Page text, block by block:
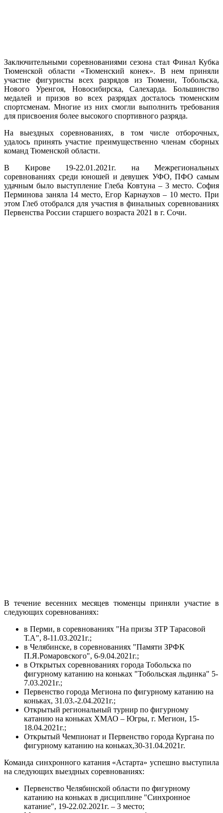
Заключительными соревнованиями сезона стал Финал Кубка
Тюменской области «Тюменский конек». В нем приняли
участие фигуристы всех разрядов из Тюмени, Тобольска,
Нового Уренгоя, Новосибирска, Салехарда. Большинство
медалей и призов во всех разрядах досталось тюменским
спортсменам. Многие из них смогли выполнить требования
для присвоения более высокого спортивного разряда.
На выездных соревнованиях, в том числе отборочных,
удалось принять участие преимущественно членам сборных
команд Тюменской области.
В Кирове 19-22.01.2021г. на Межрегиональных
соревнованиях среди юношей и девушек УФО, ПФО самым
удачным было выступление Глеба Ковтуна – 3 место. София
Перминова заняла 14 место, Егор Карнаухов – 10 место. При
этом Глеб отобрался для участия в финальных соревнованиях
Первенства России старшего возраста 2021 в г. Сочи.
В течение весенних месяцев тюменцы приняли участие в
следующих соревнованиях:
в Перми, в соревнованиях "На призы ЗТР Тарасовой
Т.А", 8-11.03.2021г.;
в Челябинске, в соревнованиях "Памяти ЗРФК
П.Я.Ромаровского", 6-9.04.2021г.;
в Открытых соревнованиях города Тобольска по
фигурному катанию на коньках "Тобольская льдинка" 5-
7.03.2021г.;
Первенство города Мегиона по фигурному катанию на
коньках, 31.03.-2.04.2021г.;
Открытый региональный турнир по фигурному
катанию на коньках ХМАО – Югры, г. Мегион, 15-
18.04.2021г.;
Открытый Чемпионат и Первенство города Кургана по
фигурному катанию на коньках,30-31.04.2021г.
Команда синхронного катания «Астарта» успешно выступила
на следующих выездных соревнованиях:
Первенство Челябинской области по фигурному
катанию на коньках в дисциплине "Синхронное
катание", 19-22.02.2021г. – 3 место;